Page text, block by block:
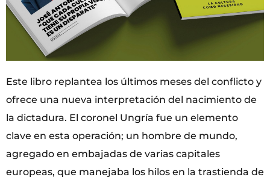
Este libro replantea los últimos meses del conflicto y
ofrece una nueva interpretación del nacimiento de
la dictadura. El coronel Ungría fue un elemento
clave en esta operación; un hombre de mundo,
agregado en embajadas de varias capitales
europeas, que manejaba los hilos en la trastienda de